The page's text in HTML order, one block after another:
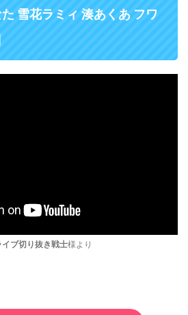
雪花ラミィ 湊あくあ フワ
イブ切り抜き戦士様より